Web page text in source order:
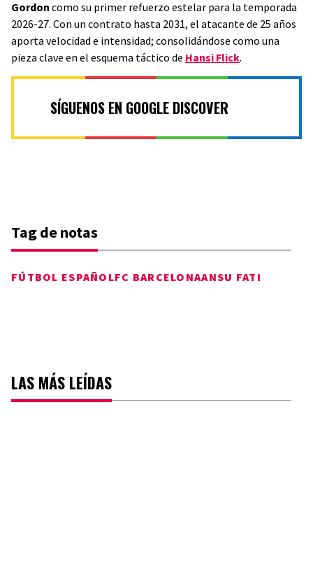
Gordon como su primer refuerzo estelar para la temporada
2026-27. Con un contrato hasta 2031, el atacante de 25 años
aporta velocidad e intensidad; consolidándose como una
pieza clave en el esquema táctico de Hansi Flick.
SÍGUENOS EN GOOGLE DISCOVER
Tag de notas
FÚTBOL ESPAÑOLFC BARCELONAANSU FATI
LAS MÁS LEÍDAS